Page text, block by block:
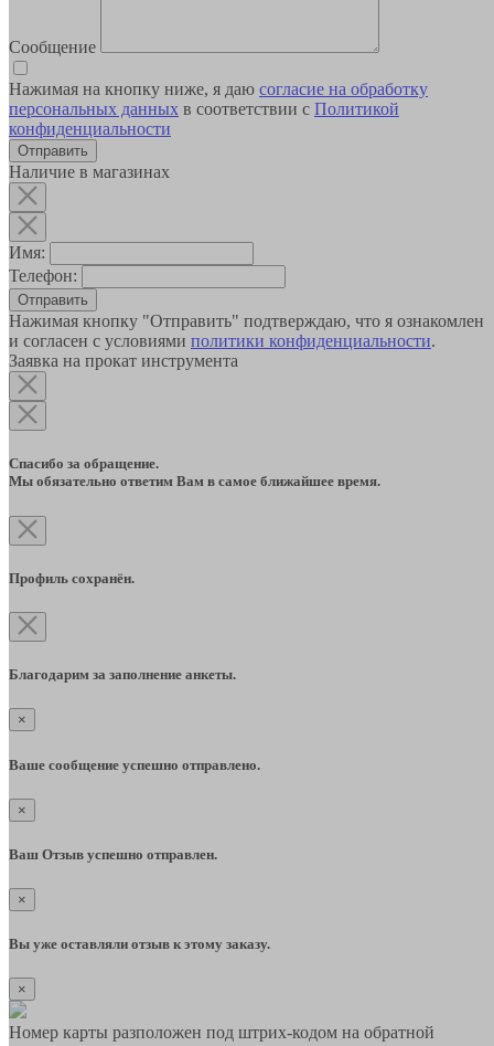
Сообщение
Нажимая на кнопку ниже, я даю согласие на обработку
персональных данных в соответствии с Политикой
конфиденциальности
Наличие в магазинах
Имя:
Телефон:
Отправить
Нажимая кнопку "Отправить" подтверждаю, что я ознакомлен
и согласен с условиями политики конфиденциальности.
Заявка на прокат инструмента
Спасибо за обращение.
Мы обязательно ответим Вам в самое ближайшее время.
Профиль сохранён.
Благодарим за заполнение анкеты.
×
Ваше сообщение успешно отправлено.
×
Ваш Отзыв успешно отправлен.
×
Вы уже оставляли отзыв к этому заказу.
×
Номер карты разположен под штрих-кодом на обратной